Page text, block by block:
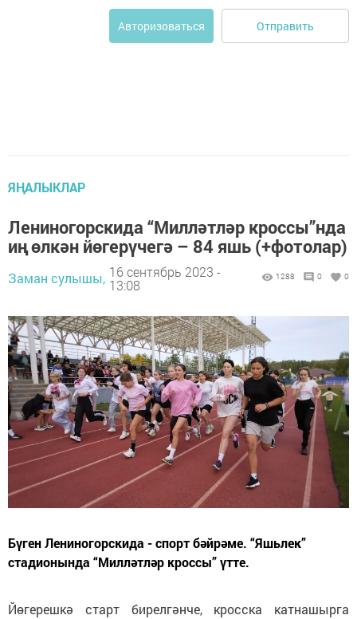
Авторизоваться Отправить
ЯҢАЛЫКЛАР
Лениногорскида “Милләтләр кроссы”нда
иң өлкән йөгерүчегә – 84 яшь (+фотолар)
Заман сулышы, 16 сентябрь 2023 -
13:08
1288 0 0
Бүген Лениногорскида - спорт бәйрәме. “Яшьлек”
стадионында “Милләтләр кроссы” үтте.
Йөгерешкә старт бирелгәнче, кросска катнашырга